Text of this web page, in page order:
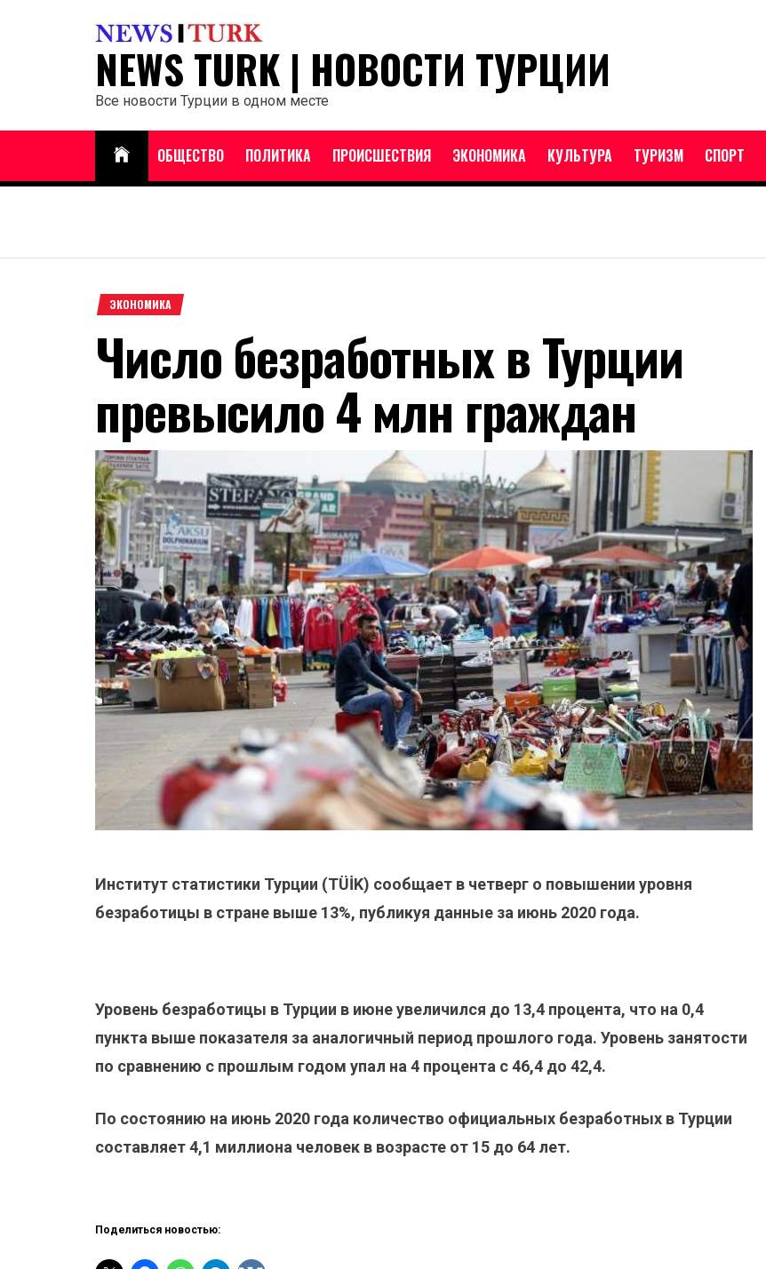
NEWS TURK | НОВОСТИ ТУРЦИИ
Все новости Турции в одном месте
ОБЩЕСТВО ПОЛИТИКА ПРОИСШЕСТВИЯ ЭКОНОМИКА КУЛЬТУРА ТУРИЗМ СПОРТ
ЭКОНОМИКА
Число безработных в Турции
превысило 4 млн граждан
Институт статистики Турции (TÜİK) сообщает в четверг о повышении уровня
безработицы в стране выше 13%, публикуя данные за июнь 2020 года.
Уровень безработицы в Турции в июне увеличился до 13,4 процента, что на 0,4
пункта выше показателя за аналогичный период прошлого года. Уровень занятости
по сравнению с прошлым годом упал на 4 процента с 46,4 до 42,4.
По состоянию на июнь 2020 года количество официальных безработных в Турции
составляет 4,1 миллиона человек в возрасте от 15 до 64 лет.
Поделиться новостью: